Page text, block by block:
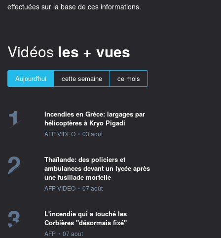
effectuées sur la base de ces informations.
Vidéos les + vues
Aujourd'hui cette semaine ce mois
1
Incendies en Grèce: largages par
hélicoptères à Kryo Pigadi
information fournie par
AFP VIDEO • 03 août
2
Thaïlande: des policiers et
ambulances devant un lycée après
une fusillade mortelle
information fournie par
AFP VIDEO • 07 août
3
L'incendie qui a touché les
Corbières "désormais fixé"
information fournie par
AFP • 07 août